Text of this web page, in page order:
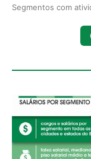
Segmentos com